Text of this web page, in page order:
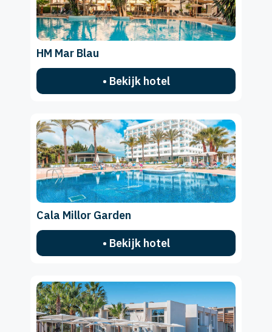
HM Mar Blau
• Bekijk hotel
Cala Millor Garden
• Bekijk hotel